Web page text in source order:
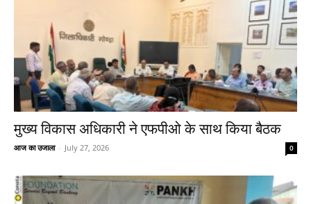
मुख्य विकास अधिकारी ने एफपीओ के साथ किया बैठक
आज का उजाला - July 27, 2026 0